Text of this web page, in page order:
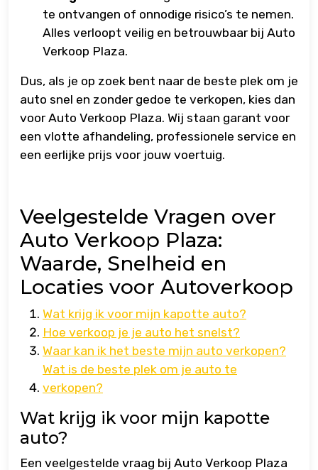
te ontvangen of onnodige risico’s te nemen.
Alles verloopt veilig en betrouwbaar bij Auto
Verkoop Plaza.
Dus, als je op zoek bent naar de beste plek om je
auto snel en zonder gedoe te verkopen, kies dan
voor Auto Verkoop Plaza. Wij staan garant voor
een vlotte afhandeling, professionele service en
een eerlijke prijs voor jouw voertuig.
Veelgestelde Vragen over
Auto Verkoop Plaza:
Waarde, Snelheid en
Locaties voor Autoverkoop
Wat krijg ik voor mijn kapotte auto?
Hoe verkoop je je auto het snelst?
Waar kan ik het beste mijn auto verkopen?
Wat is de beste plek om je auto te
verkopen?
Wat krijg ik voor mijn kapotte
auto?
Een veelgestelde vraag bij Auto Verkoop Plaza